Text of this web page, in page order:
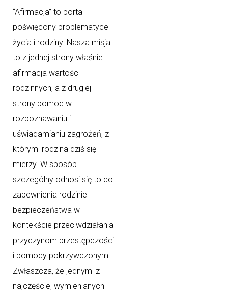
“Afirmacja” to portal
poświęcony problematyce
życia i rodziny. Nasza misja
to z jednej strony właśnie
afirmacja wartości
rodzinnych, a z drugiej
strony pomoc w
rozpoznawaniu i
uświadamianiu zagrożeń, z
którymi rodzina dziś się
mierzy. W sposób
szczególny odnosi się to do
zapewnienia rodzinie
bezpieczeństwa w
kontekście przeciwdziałania
przyczynom przestępczości
i pomocy pokrzywdzonym.
Zwłaszcza, że jednymi z
najczęściej wymienianych